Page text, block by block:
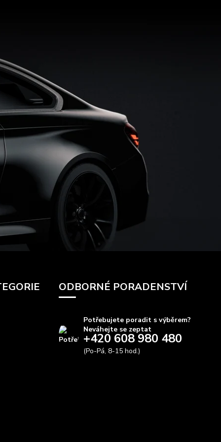
ODBORNÉ PORADENSTVÍ
Potřebujete poradit s výběrem?
Neváhejte se zeptat
+420 608 980 480
(Po-Pá, 8-15 hod.)